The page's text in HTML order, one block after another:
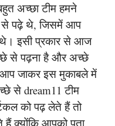
अच्छा टीम हमने
से पढ़े थे, जिसमें आप
थे। इसी प्रकार से आज
से पढ़ना है और अच्छे
आप जाकर इस मुकाबले में
से dream11 टीम
को पढ़ लेते हैं तो
क्योंकि आपको पता